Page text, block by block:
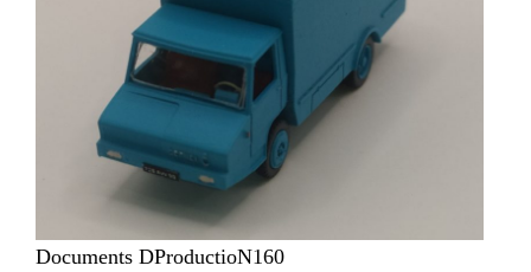
Documents DProductioN160